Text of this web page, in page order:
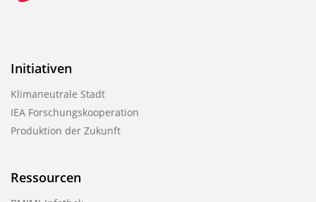
Initiativen
Klimaneutrale Stadt
IEA Forschungskooperation
Produktion der Zukunft
Ressourcen